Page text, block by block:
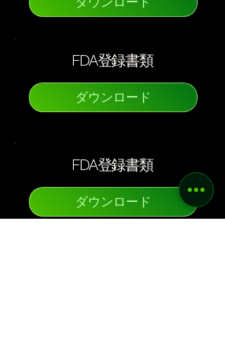
FDA登録書類
ダウンロード
FDA登録書類
ダウンロード